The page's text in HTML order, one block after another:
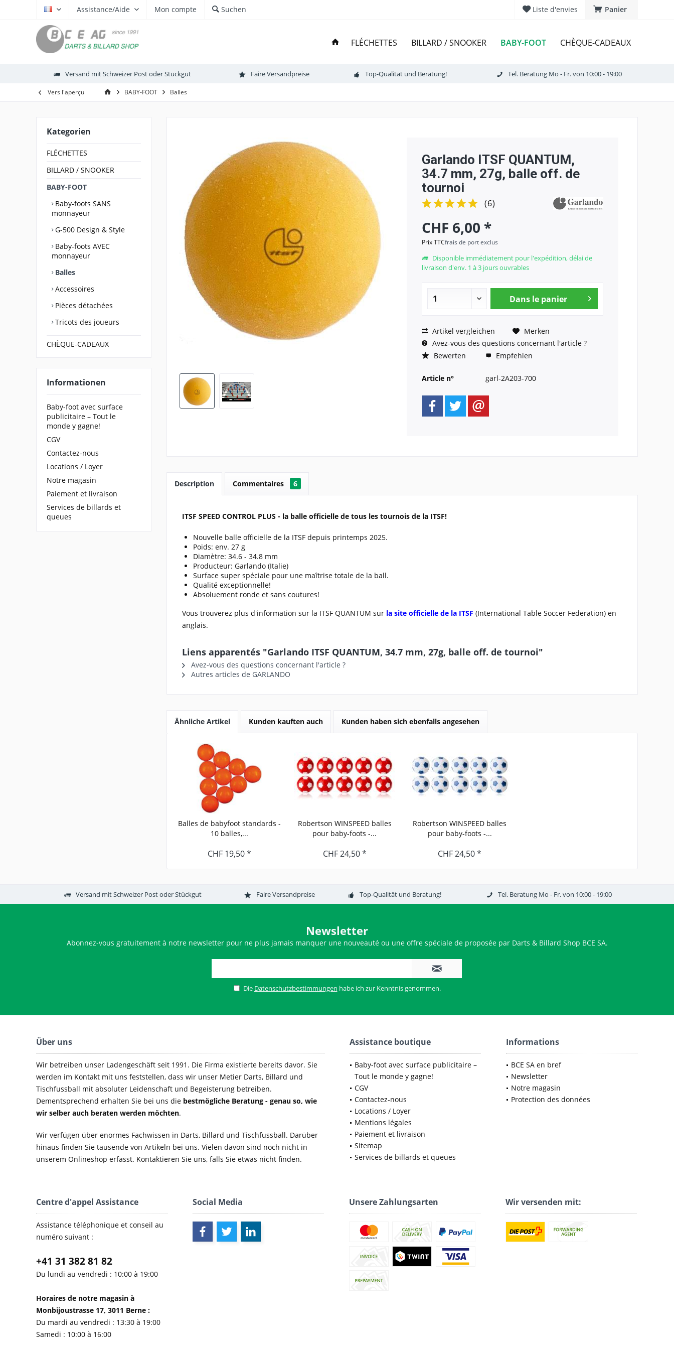
Panier
Liste d'envies
Assistance/Aide Mon compte Suchen
FLÉCHETTES BILLARD / SNOOKER BABY-FOOT CHÈQUE-CADEAUX
Versand mit Schweizer Post oder Stückgut Faire Versandpreise Top-Qualität und Beratung! Tel. Beratung Mo - Fr. von 10:00 - 19:00
Vers l'aperçu BABY-FOOT Balles
Kategorien
FLÉCHETTES
BILLARD / SNOOKER
BABY-FOOT
Baby-foots SANS
monnayeur
G-500 Design & Style
Baby-foots AVEC
monnayeur
Balles
Accessoires
Pièces détachées
Tricots des joueurs
CHÈQUE-CADEAUX
Informationen
Baby-foot avec surface
publicitaire – Tout le
monde y gagne!
CGV
Contactez-nous
Locations / Loyer
Notre magasin
Paiement et livraison
Services de billards et
queues
Garlando ITSF QUANTUM,
34.7 mm, 27g, balle off. de
tournoi
(6)
CHF 6,00 *
Prix TTCfrais de port exclus
Disponible immédiatement pour l'expédition, délai de
livraison d'env. 1 à 3 jours ouvrables
Dans le panier
Artikel vergleichen
Merken
Avez-vous des questions concernant l'article ?
Bewerten
Empfehlen
Article n° garl-2A203-700
Description Commentaires 6
ITSF SPEED CONTROL PLUS - la balle officielle de tous les tournois de la ITSF!
Nouvelle balle officielle de la ITSF depuis printemps 2025.
Poids: env. 27 g
Diamètre: 34.6 - 34.8 mm
Producteur: Garlando (Italie)
Surface super spéciale pour une maîtrise totale de la ball.
Qualité exceptionnelle!
Absoluement ronde et sans coutures!
Vous trouverez plus d'information sur la ITSF QUANTUM sur la site officielle de la ITSF (International Table Soccer Federation) en
anglais.
Liens apparentés "Garlando ITSF QUANTUM, 34.7 mm, 27g, balle off. de tournoi"
Avez-vous des questions concernant l'article ?
Autres articles de GARLANDO
Ähnliche Artikel Kunden kauften auch Kunden haben sich ebenfalls angesehen
Balles de babyfoot standards -
10 balles,...
CHF 19,50 *
Robertson WINSPEED balles
pour baby-foots -...
CHF 24,50 *
Robertson WINSPEED balles
pour baby-foots -...
CHF 24,50 *
Versand mit Schweizer Post oder Stückgut Faire Versandpreise Top-Qualität und Beratung! Tel. Beratung Mo - Fr. von 10:00 - 19:00
Newsletter
Abonnez-vous gratuitement à notre newsletter pour ne plus jamais manquer une nouveauté ou une offre spéciale de proposée par Darts & Billard Shop BCE SA.
Die Datenschutzbestimmungen habe ich zur Kenntnis genommen.
Über uns
Wir betreiben unser Ladengeschäft seit 1991. Die Firma existierte bereits davor. Sie
werden im Kontakt mit uns feststellen, dass wir unser Metier Darts, Billard und
Tischfussball mit absoluter Leidenschaft und Begeisterung betreiben.
Dementsprechend erhalten Sie bei uns die bestmögliche Beratung - genau so, wie
wir selber auch beraten werden möchten.
Wir verfügen über enormes Fachwissen in Darts, Billard und Tischfussball. Darüber
hinaus finden Sie tausende von Artikeln bei uns. Vielen davon sind noch nicht in
unserem Onlineshop erfasst. Kontaktieren Sie uns, falls Sie etwas nicht finden.
Assistance boutique
Baby-foot avec surface publicitaire –
Tout le monde y gagne!
CGV
Contactez-nous
Locations / Loyer
Mentions légales
Paiement et livraison
Sitemap
Services de billards et queues
Informations
BCE SA en bref
Newsletter
Notre magasin
Protection des données
Centre d'appel Assistance
Assistance téléphonique et conseil au
numéro suivant :
+41 31 382 81 82
Du lundi au vendredi : 10:00 à 19:00
Horaires de notre magasin à
Monbijoustrasse 17, 3011 Berne :
Du mardi au vendredi : 13:30 à 19:00
Samedi : 10:00 à 16:00
Social Media Unsere Zahlungsarten Wir versenden mit: